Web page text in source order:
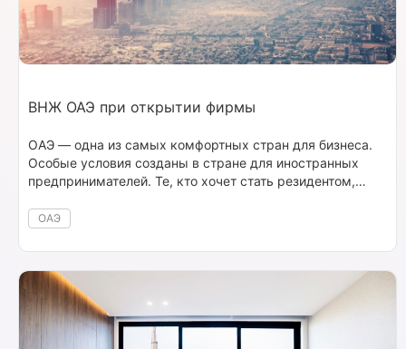
ВНЖ ОАЭ при открытии фирмы
ОАЭ
ОАЭ — одна из самых комфортных стран для бизнеса.
Особые условия созданы в стране для иностранных
предпринимателей. Те, кто хочет стать резидентом,